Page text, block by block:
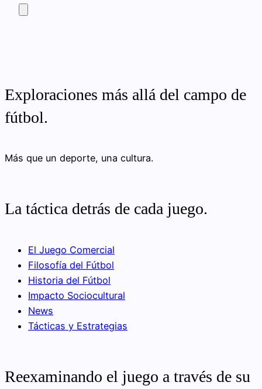
Exploraciones más allá del campo de
fútbol.
Más que un deporte, una cultura.
La táctica detrás de cada juego.
El Juego Comercial
Filosofía del Fútbol
Historia del Fútbol
Impacto Sociocultural
News
Tácticas y Estrategias
Reexaminando el juego a través de su